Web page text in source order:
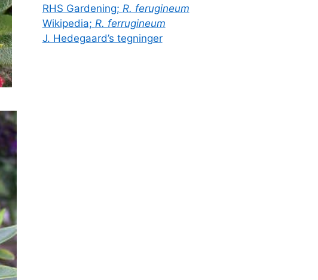
RHS Gardening; R. ferugineum
Wikipedia; R. ferrugineum
J. Hedegaard’s tegninger